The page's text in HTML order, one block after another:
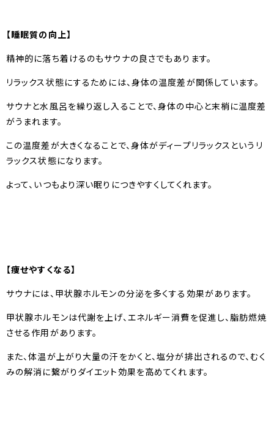
【睡眠質の向上】
精神的に落ち着けるのもサウナの良さでもあります。
リラックス状態にするためには、身体の温度差が関係しています。
サウナと水風呂を繰り返し入ることで、身体の中心と末梢に温度差
がうまれます。
この温度差が大きくなることで、身体がディープリラックスというリ
ラックス状態になります。
よって、いつもより深い眠りにつきやすくしてくれます。
【痩せやすくなる】
サウナには、甲状腺ホルモンの分泌を多くする効果があります。
甲状腺ホルモンは代謝を上げ、エネルギー消費を促進し、脂肪燃焼
させる作用があります。
また、体温が上がり大量の汗をかくと、塩分が排出されるので、むく
みの解消に繋がりダイエット効果を高めてくれます。